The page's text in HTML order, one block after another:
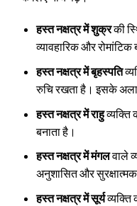
हस्त नक्षत्र में शुक्रकी
व्यावहारिक और रोमांटिक
हस्त नक्षत्र में बृहस्पति
रुचि रखता है। इसके
हस्त नक्षत्र में राहुव्यक्ति
बनाता है।
हस्त नक्षत्र में मंगलवाले
अनुशासित और सुरक्षात्मक
हस्त नक्षत्र में सूर्यव्यक्ति